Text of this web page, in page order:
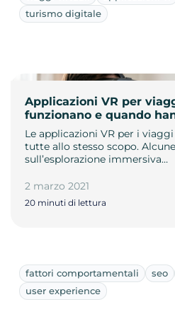
turismo digitale
Applicazioni VR per
funzionano e quando
Le applicazioni VR per i
tutte allo stesso scopo.
sull’esplorazione immersiva…
2 marzo 2021
20 minuti di lettura
fattori comportamentali seo
user experience